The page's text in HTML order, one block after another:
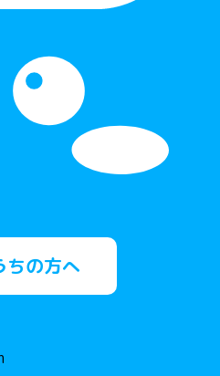
ちの方へ